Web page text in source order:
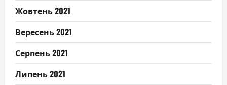
Жовтень 2021
Вересень 2021
Серпень 2021
Липень 2021